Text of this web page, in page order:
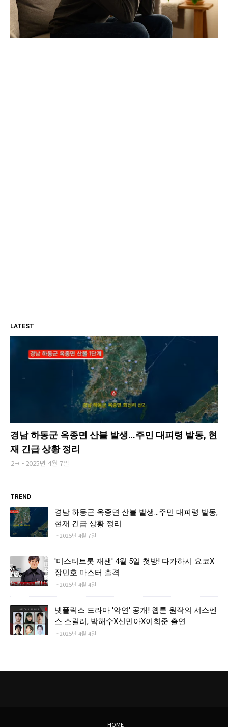
LATEST
경남 하동군 옥종면 산불 발생…주민 대피령 발동, 현
재 긴급 상황 정리
2ㅋ 2025년 4월 7일
TREND
경남 하동군 옥종면 산불 발생…주민 대피령 발동,
현재 긴급 상황 정리
2025년 4월 7일
'미스터트롯 재팬' 4월 5일 첫방! 다카하시 요코X
장민호 마스터 출격
2025년 4월 4일
넷플릭스 드라마 '악연' 공개! 웹툰 원작의 서스펜
스 스릴러, 박해수X신민아X이희준 출연
2025년 4월 4일
HOME